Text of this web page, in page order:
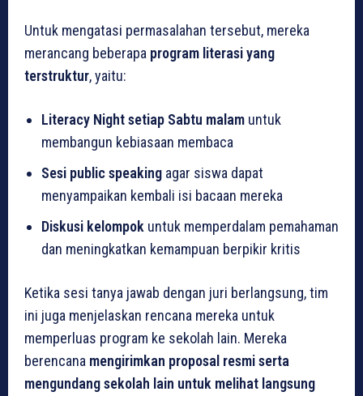
Untuk mengatasi permasalahan tersebut, mereka
merancang beberapa program literasi yang
terstruktur, yaitu:
Literacy Night setiap Sabtu malam untuk
membangun kebiasaan membaca
Sesi public speaking agar siswa dapat
menyampaikan kembali isi bacaan mereka
Diskusi kelompok untuk memperdalam pemahaman
dan meningkatkan kemampuan berpikir kritis
Ketika sesi tanya jawab dengan juri berlangsung, tim
ini juga menjelaskan rencana mereka untuk
memperluas program ke sekolah lain. Mereka
berencana mengirimkan proposal resmi serta
mengundang sekolah lain untuk melihat langsung